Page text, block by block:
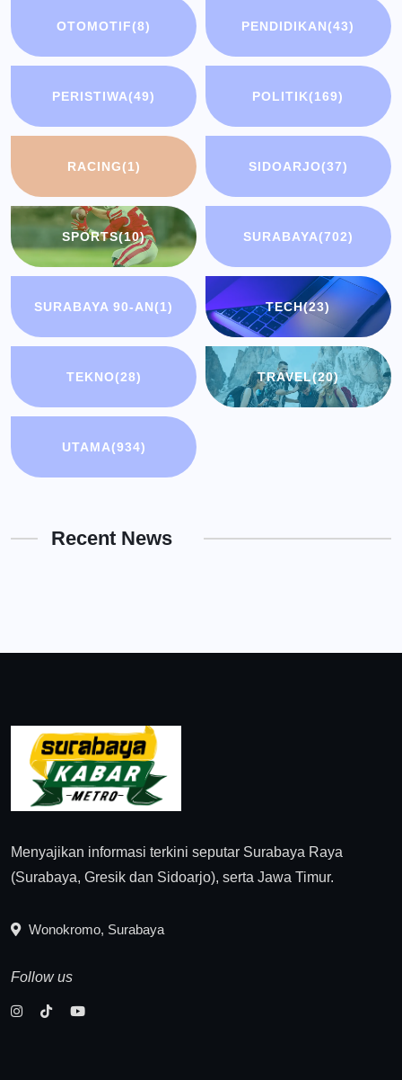
OTOMOTIF(8) PENDIDIKAN(43)
PERISTIWA(49) POLITIK(169)
RACING(1) SIDOARJO(37)
SPORTS(10) SURABAYA(702)
SURABAYA 90-AN(1) TECH(23)
TEKNO(28) TRAVEL(20)
UTAMA(934)
Recent News
Menyajikan informasi terkini seputar Surabaya Raya
(Surabaya, Gresik dan Sidoarjo), serta Jawa Timur.
Wonokromo, Surabaya
Follow us